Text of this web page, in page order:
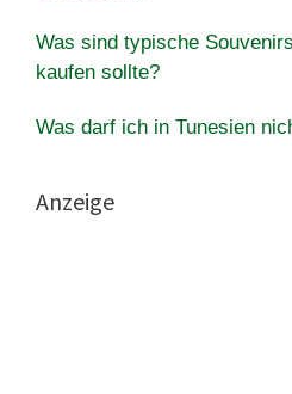
Was sind typische
kaufen sollte?
Was darf ich in Tunesien
Anzeige